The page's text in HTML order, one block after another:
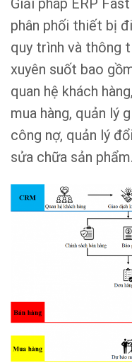
Giải pháp ERP
phân phối thiết bị
quy trình và thông
xuyên suốt bao
quan hệ khách
mua hàng, quản lý
công nợ, quản lý
sửa chữa sản phẩm.